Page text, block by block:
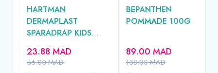
HARTMAN
DERMAPLAST
SPARADRAP KIDS
36.00MAD
23.88 MAD
BEPANTHEN
POMMADE 100G
138.00MAD
89.00 MAD